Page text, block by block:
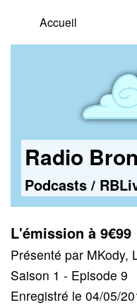
Accueil
Radio
Podcasts/
L'émission à 9€99
Présenté par MKody,
Saison 1 - Episode 9
Enregistré le 04/05/